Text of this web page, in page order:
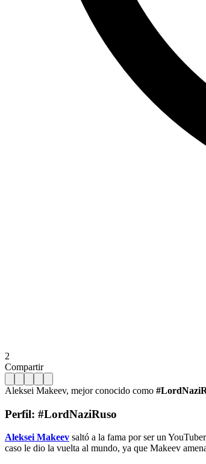
2
Compartir
Aleksei Makeev, mejor conocido como
Perfil: #LordNaziRuso
Aleksei Makeev saltó a la fama por ser un
caso le dio la vuelta al mundo, ya que Makeev